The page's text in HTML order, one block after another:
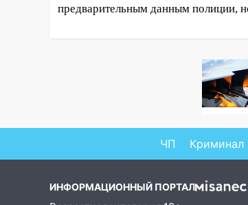
14:26 Жители Ульяновска
пытаются расчистить
Шторм продолжает
ломать город: на улице
Студента из
обманули мошенники под
предварительным данным полиции,
ЧП Криминал
ИНФОРМАЦИОННЫЙ ПОРТАЛ